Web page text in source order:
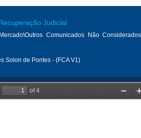
Judicial
Comunicados Não
Solon de Pontes - (FCA V1)